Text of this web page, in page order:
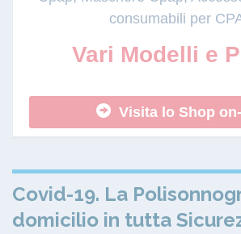
consumabili per
Vari Modelli e
Visita lo Shop
Covid-19. La
domicilio in tutta